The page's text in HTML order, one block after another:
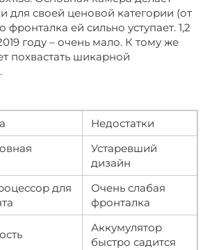
для своей ценовой категории (от
фронталка ей сильно уступает. 1,2
году – очень мало. К тому же
похвастать шикарной
Недостатки
Устаревший
дизайн
для
Очень слабая
фронталка
Аккумулятор
быстро садится